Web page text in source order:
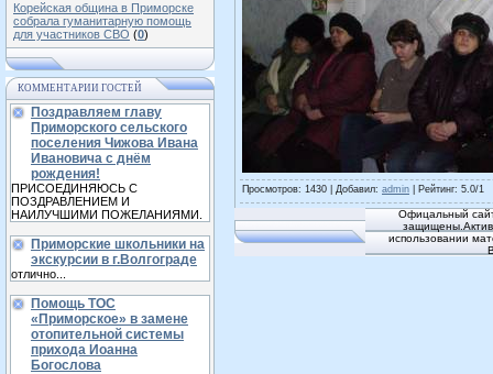
Корейская община в Приморске
собрала гуманитарную помощь
для участников СВО (0)
КОММЕНТАРИИ ГОСТЕЙ
Поздравляем главу
Приморского сельского
поселения Чижова Ивана
Ивановича с днём
рождения!
ПРИСОЕДИНЯЮСЬ С
ПОЗДРАВЛЕНИЕМ И
НАИЛУЧШИМИ ПОЖЕЛАНИЯМИ.
Приморские школьники на
экскурсии в г.Волгограде
отлично...
Помощь ТОС
«Приморское» в замене
отопительной системы
прихода Иоанна
Богослова
Просмотров: 1430 | Добавил: admin Рейтинг: 5.0/1
Офицальный
использовании